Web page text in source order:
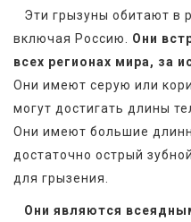
Эти грызуны обитают в
включая Россию. Они
всех регионах мира, за
Они имеют серую или
могут достигать длины
Они имеют большие
достаточно острый
для грызения.
Они являются